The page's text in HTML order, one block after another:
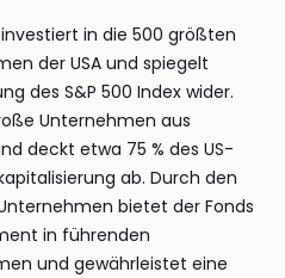
investiert in die 500 größten
der USA und spiegelt
des S&P 500 Index wider.
Unternehmen aus
deckt etwa 75 % des US-
ab. Durch den
bietet der Fonds
in führenden
und gewährleistet eine